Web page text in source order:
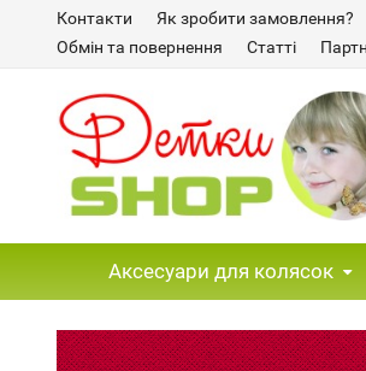
Контакти Як зробити замовлення?
Обмін та повернення
Статті
Аксесуари для колясок